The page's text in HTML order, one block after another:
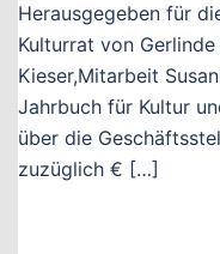
Herausgegeben für
Kulturrat von
Kieser,Mitarbeit
Jahrbuch für Kultur
über die
zuzüglich € […]